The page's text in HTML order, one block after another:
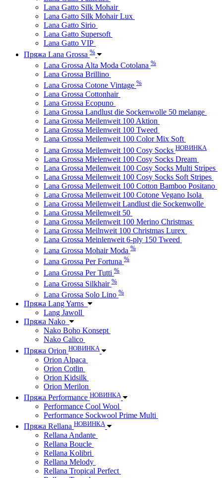
Lana Gatto Silk Mohair
Lana Gatto Silk Mohair Lux
Lana Gatto Sirio
Lana Gatto Supersoft
Lana Gatto VIP
Пряжа Lana Grossa %
Lana Grossa Alta Moda Cotolana %
Lana Grossa Brillino
Lana Grossa Cotone Vintage %
Lana Grossa Cottonhair
Lana Grossa Ecopuno
Lana Grossa Landlust die Sockenwolle 50 melange
Lana Grossa Meilenweit 100 Aktion
Lana Grossa Meilenweit 100 Tweed
Lana Grossa Meilenweit 100 Color Mix Soft
Lana Grossa Meilenweit 100 Cosy Socks НОВИНКА
Lana Grossa Mielenweit 100 Cosy Socks Dream
Lana Grossa Meilenweit 100 Cosy Socks Multi Stripes
Lana Grossa Meilenweit 100 Cosy Socks Soft Stripes
Lana Grossa Meilenweit 100 Cotton Bamboo Positano
Lana Grossa Meilenweit 100 Cotone Vegano Isola
Lana Grossa Meilenweit Landlust die Sockenwolle
Lana Grossa Meilenweit 50
Lana Grossa Meilenweit 100 Merino Christmas
Lana Grossa Meilnweit 100 Christmas Lurex
Lana Grossa Meinlenweit 6-ply 150 Tweed
Lana Grossa Mohair Moda %
Lana Grossa Per Fortuna %
Lana Grossa Per Tutti %
Lana Grossa Silkhair %
Lana Grossa Solo Lino %
Пряжа Lang Yarns
Lang Jawoll
Пряжа Nako
Nako Boho Konsept
Nako Calico
Пряжа Orion НОВИНКА
Orion Alpaca
Orion Cotlin
Orion Kidsilk
Orion Merilon
Пряжа Performance НОВИНКА
Performance Cool Wool
Performance Sockwool Prime Multi
Пряжа Rellana НОВИНКА
Rellana Andante
Rellana Boucle
Rellana Kolibri
Rellana Melody
Rellana Tropical Perfect